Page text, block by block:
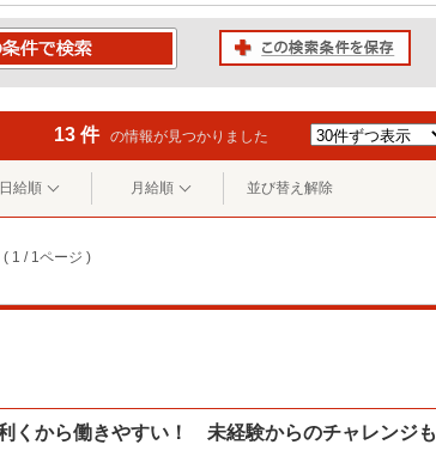
13 件 の情報が見つかりました
日給順 月給順 並び替え解除
( 1 / 1ページ )
くから働きやすい！ 未経験からのチャレンジも